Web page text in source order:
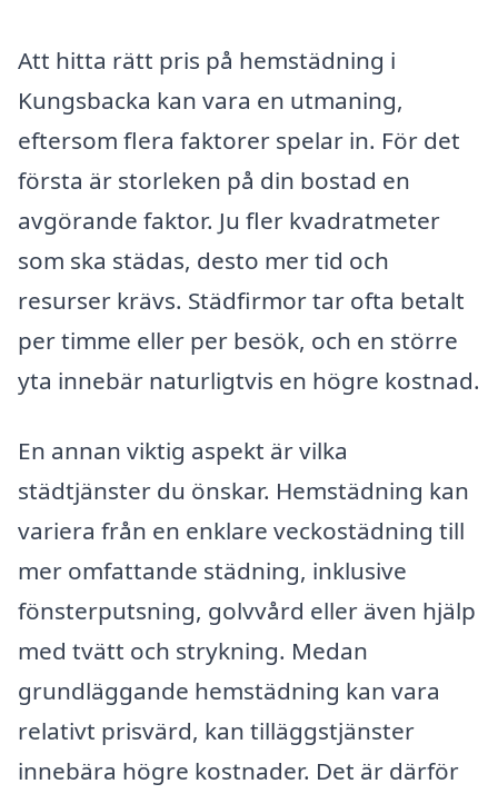
Att hitta rätt pris på hemstädning i
Kungsbacka kan vara en utmaning,
eftersom flera faktorer spelar in. För det
första är storleken på din bostad en
avgörande faktor. Ju fler kvadratmeter
som ska städas, desto mer tid och
resurser krävs. Städfirmor tar ofta betalt
per timme eller per besök, och en större
yta innebär naturligtvis en högre kostnad.
En annan viktig aspekt är vilka
städtjänster du önskar. Hemstädning kan
variera från en enklare veckostädning till
mer omfattande städning, inklusive
fönsterputsning, golvvård eller även hjälp
med tvätt och strykning. Medan
grundläggande hemstädning kan vara
relativt prisvärd, kan tilläggstjänster
innebära högre kostnader. Det är därför